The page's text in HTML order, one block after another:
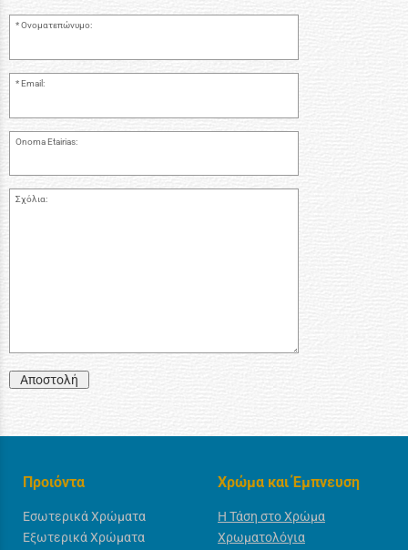
Ονοματεπώνυμο:
Email:
Onoma Etairias:
Σχόλια:
Αποστολή
Προιόντα
Εσωτερικά Χρώματα
Εξωτερικά Χρώματα
Χρώμα και Έμπνευση
Η Τάση στο Χρώμα
Χρωματολόγια